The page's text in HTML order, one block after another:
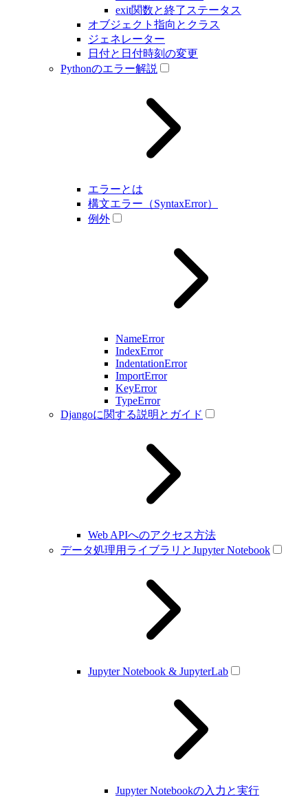
exit関数と終了ステータス
オブジェクト指向とクラス
ジェネレーター
日付と日付時刻の変更
Pythonのエラー解説
エラーとは
構文エラー（SyntaxError）
例外
NameError
IndexError
IndentationError
ImportError
KeyError
TypeError
Djangoに関する説明とガイド
Web APIへのアクセス方法
データ処理用ライブラリとJupyter Notebook
Jupyter Notebook & JupyterLab
Jupyter Notebookの入力と実行